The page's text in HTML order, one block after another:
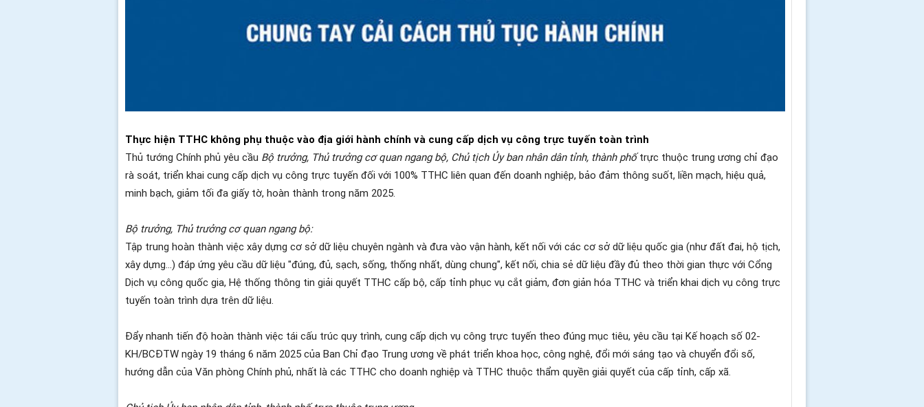
Thực hiện TTHC không phụ thuộc vào địa giới hành chính và cung cấp dịch vụ công trực tuyến toàn trình
Thủ tướng Chính phủ yêu cầu Bộ trưởng, Thủ trưởng cơ quan ngang bộ, Chủ tịch Ủy ban nhân dân tỉnh, thành phốtrực thuộc trung ương chỉ đạo
rà soát, triển khai cung cấp dịch vụ công trực tuyến đối với 100% TTHC liên quan đến doanh nghiệp, bảo đảm thông suốt, liền mạch, hiệu quả,
minh bạch, giảm tối đa giấy tờ, hoàn thành trong năm 2025.
Bộ trưởng, Thủ trưởng cơ quan ngang bộ:
Tập trung hoàn thành việc xây dựng cơ sở dữ liệu chuyên ngành và đưa vào vận hành, kết nối với các cơ sở dữ liệu quốc gia (như đất đai, hộ tịch,
xây dựng…) đáp ứng yêu cầu dữ liệu "đúng, đủ, sạch, sống, thống nhất, dùng chung", kết nối, chia sẻ dữ liệu đầy đủ theo thời gian thực với Cổng
Dịch vụ công quốc gia, Hệ thống thông tin giải quyết TTHC cấp bộ, cấp tỉnh phục vụ cắt giảm, đơn giản hóa TTHC và triển khai dịch vụ công trực
tuyến toàn trình dựa trên dữ liệu.
Đẩy nhanh tiến độ hoàn thành việc tái cấu trúc quy trình, cung cấp dịch vụ công trực tuyến theo đúng mục tiêu, yêu cầu tại Kế hoạch số 02-
KH/BCĐTW ngày 19 tháng 6 năm 2025 của Ban Chỉ đạo Trung ương về phát triển khoa học, công nghệ, đổi mới sáng tạo và chuyển đổi số,
hướng dẫn của Văn phòng Chính phủ, nhất là các TTHC cho doanh nghiệp và TTHC thuộc thẩm quyền giải quyết của cấp tỉnh, cấp xã.